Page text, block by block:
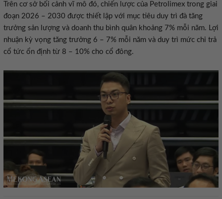
Trên cơ sở bối cảnh vĩ mô đó, chiến lược của Petrolimex trong giai
đoạn 2026 – 2030 được thiết lập với mục tiêu duy trì đà tăng
trưởng sản lượng và doanh thu bình quân khoảng 7% mỗi năm. Lợi
nhuận kỳ vọng tăng trưởng 6 – 7% mỗi năm và duy trì mức chi trả
cổ tức ổn định từ 8 – 10% cho cổ đông.